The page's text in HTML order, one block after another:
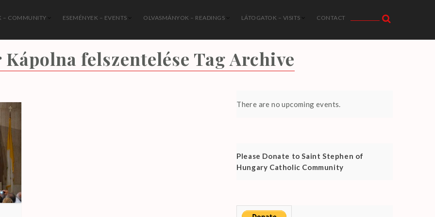
Katolikus Közösség
– COMMUNITY ESEMÉNYEK – EVENTS OLVASMÁNYOK – READINGS LÁTOGATOK – VISITS CONTACT
felszentelése Tag Archive
There are no upcoming events.
Please Donate to Saint Stephen of
Hungary Catholic Community